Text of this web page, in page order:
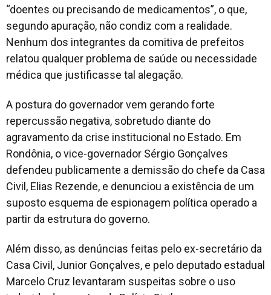
“doentes ou precisando de medicamentos”, o que,
segundo apuração, não condiz com a realidade.
Nenhum dos integrantes da comitiva de prefeitos
relatou qualquer problema de saúde ou necessidade
médica que justificasse tal alegação.
A postura do governador vem gerando forte
repercussão negativa, sobretudo diante do
agravamento da crise institucional no Estado. Em
Rondônia, o vice-governador Sérgio Gonçalves
defendeu publicamente a demissão do chefe da Casa
Civil, Elias Rezende, e denunciou a existência de um
suposto esquema de espionagem política operado a
partir da estrutura do governo.
Além disso, as denúncias feitas pelo ex-secretário da
Casa Civil, Junior Gonçalves, e pelo deputado estadual
Marcelo Cruz levantaram suspeitas sobre o uso